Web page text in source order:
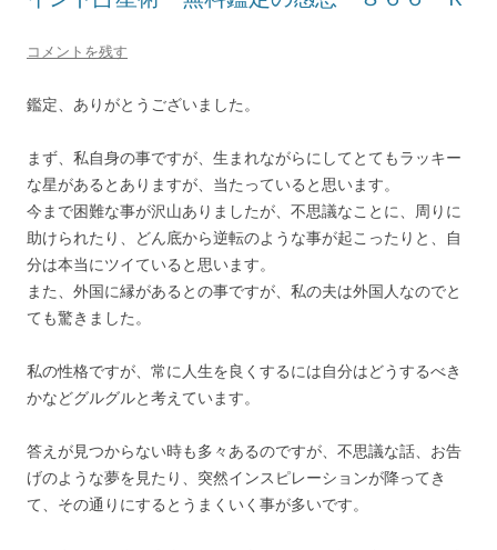
コメントを残す
鑑定、ありがとうございました。
まず、私自身の事ですが、生まれながらにしてとてもラッキー
な星があるとありますが、当たっていると思います。
今まで困難な事が沢山ありましたが、不思議なことに、周りに
助けられたり、どん底から逆転のような事が起こったりと、自
分は本当にツイていると思います。
また、外国に縁があるとの事ですが、私の夫は外国人なのでと
ても驚きました。
私の性格ですが、常に人生を良くするには自分はどうするべき
かなどグルグルと考えています。
答えが見つからない時も多々あるのですが、不思議な話、お告
げのような夢を見たり、突然インスピレーションが降ってき
て、その通りにするとうまくいく事が多いです。